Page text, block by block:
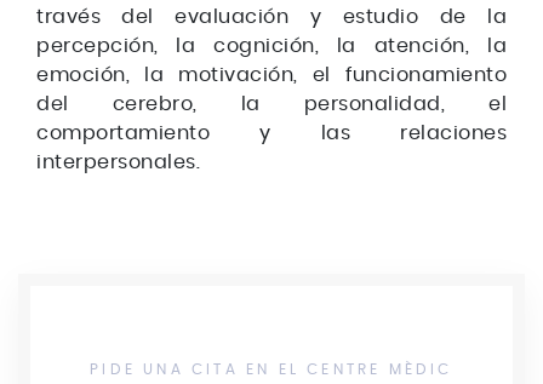
través del evaluación y estudio de la
percepción, la cognición, la atención, la
emoción, la motivación, el funcionamiento
del cerebro, la personalidad, el
comportamiento y las relaciones
interpersonales.
PIDE UNA CITA EN EL CENTRE MÈDIC